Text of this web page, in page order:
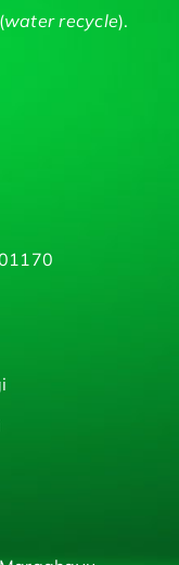
water recycle).